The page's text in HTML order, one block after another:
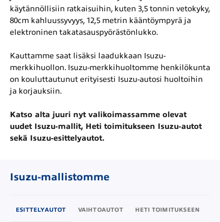
käytännöllisiin ratkaisuihin, kuten 3,5 tonnin vetokyky,
80cm kahluussyvyys, 12,5 metrin kääntöympyrä ja
elektroninen takatasauspyörästönlukko.
Kauttamme saat lisäksi laadukkaan Isuzu-
merkkihuollon. Isuzu-merkkihuoltomme henkilökunta
on kouluttautunut erityisesti Isuzu-autosi huoltoihin
ja korjauksiin.
Katso alta juuri nyt valikoimassamme olevat
uudet Isuzu-mallit, Heti toimitukseen Isuzu-autot
sekä Isuzu-esittelyautot.
Isuzu-mallistomme
ESITTELYAUTOT VAIHTOAUTOT HETI TOIMITUKSEEN